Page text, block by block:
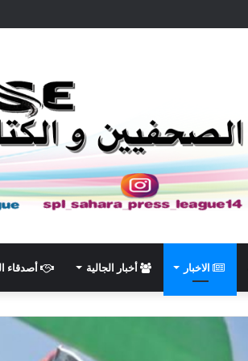
الاخبار أخبار الجالية أصدقاء